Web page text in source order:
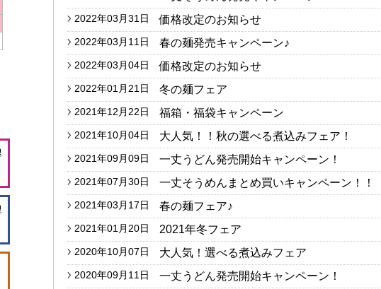
2022年03月31日 価格改定のお知らせ
2022年03月11日 春の麺発売キャンペーン♪
2022年03月04日 価格改定のお知らせ
2022年01月21日 冬の麺フェア
2021年12月22日 福箱・福袋キャンペーン
2021年10月04日 大人気！！秋の選べる煮込みフェア！
2021年09月09日 一丈うどん発売開始キャンペーン！
2021年07月30日 一丈そうめんまとめ買いキャンペーン！！
2021年03月17日 春の麺フェア♪
2021年01月20日 2021年冬フェア
2020年10月07日 大人気！選べる煮込みフェア
2020年09月11日 一丈うどん発売開始キャンペーン！